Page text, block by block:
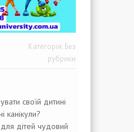
Категорія: Без
рубрики
своїй дитині
канікули?
дітей чудовий